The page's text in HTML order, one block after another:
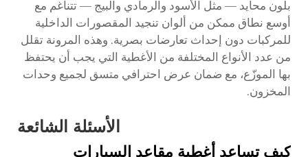
بلون محايد — مثل الأسود والرمادي والبيج — تتناغم مع
أوسع نطاق ممكن من ألوان تنجيد المقصورات الداخلية
للمركبات دون إحداث تعارضات بصرية. وهذه المرونة تقلل
من عدد الأنواع المختلفة من الأغطية التي يجب أن يحتفظ
بها الموزّع، مع ضمان عرض احترافي متسق لجميع وحدات
المخزون.
الأسئلة الشائعة
كيف تساعد أغطية مقاعد السيارات